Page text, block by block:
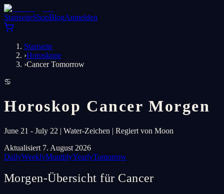
StartseiteShopBlogAnmelden
Startseite
›Horoskope
›Cancer Tomorrow
♋
Horoskop Cancer Morgen
June 21 - July 22 | Water-Zeichen | Regiert von Moon
Aktualisiert 7. August 2026
DailyWeeklyMonthlyYearlyTomorrow
Morgen-Übersicht für Cancer